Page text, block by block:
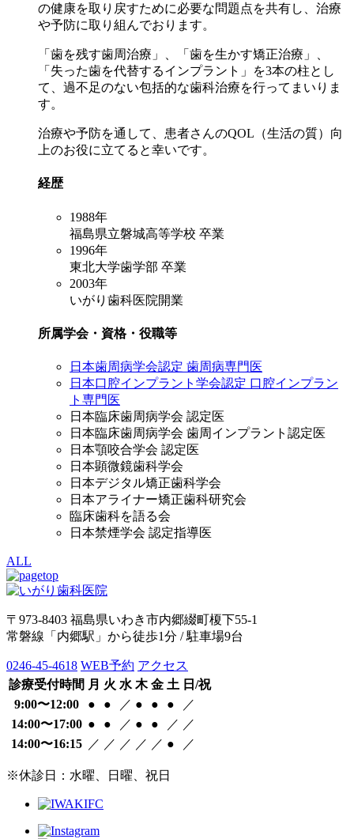
の健康を取り戻すために必要な問題点を共有し、治療
や予防に取り組んでおります。
「歯を残す歯周治療」、「歯を生かす矯正治療」、
「失った歯を代替するインプラント」を3本の柱とし
て、過不足のない包括的な歯科治療を行ってまいりま
す。
治療や予防を通して、患者さんのQOL（生活の質）向
上のお役に立てると幸いです。
経歴
1988年
福島県立磐城高等学校 卒業
1996年
東北大学歯学部 卒業
2003年
いがり歯科医院開業
所属学会・資格・役職等
日本歯周病学会認定 歯周病専門医
日本口腔インプラント学会認定 口腔インプラン
ト専門医
日本臨床歯周病学会 認定医
日本臨床歯周病学会 歯周インプラント認定医
日本顎咬合学会 認定医
日本顕微鏡歯科学会
日本デジタル矯正歯科学会
日本アライナー矯正歯科研究会
臨床歯科を語る会
日本禁煙学会 認定指導医
ALL
〒973-8403 福島県いわき市内郷綴町榎下55-1
常磐線「内郷駅」から徒歩1分 / 駐車場9台
0246-45-4618 WEB予約 アクセス
診療受付時間 月 火 水 木 金 土 日/祝
9:00〜12:00
● ● ／ ● ● ●
／
14:00〜17:00 ● ● ／ ● ● ／ ／
14:00〜16:15 ／ ／ ／ ／ ／ ● ／
※休診日：水曜、日曜、祝日